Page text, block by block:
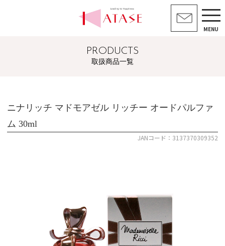
MENU
PRODUCTS
取扱商品一覧
ニナリッチ マドモアゼル リッチー オードパルファ
ム 30ml
JANコード：3137370309352